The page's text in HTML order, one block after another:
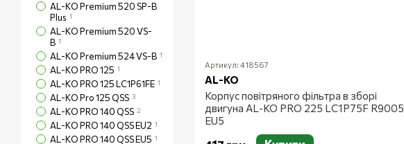
Артикул: 418567
AL-KO
Корпус повітряного фільтра в зборі
двигуна AL-KO PRO 225 LC1P75F R9005
EU5
AL-KO Premium 520 SP-B
Plus 1
AL-KO Premium 520 VS-
B 1
AL-KO Premium 524 VS-B 1
AL-KO PRO 125 1
AL-KO PRO 125 LC1P61FE 1
AL-KO Pro 125 QSS 3
AL-KO PRO 140 QSS 2
AL-KO PRO 140 QSS EU2 1
AL-KO PRO 140 QSS EU5 1